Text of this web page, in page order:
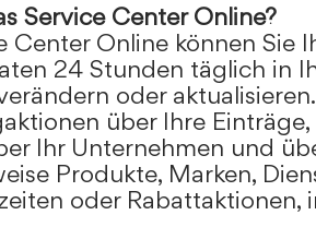
Service Center Online?
Center Online können Sie
24 Stunden täglich in
oder
über Ihre
Ihr Unternehmen und
Produkte, Marken,
oder Rabattaktionen,